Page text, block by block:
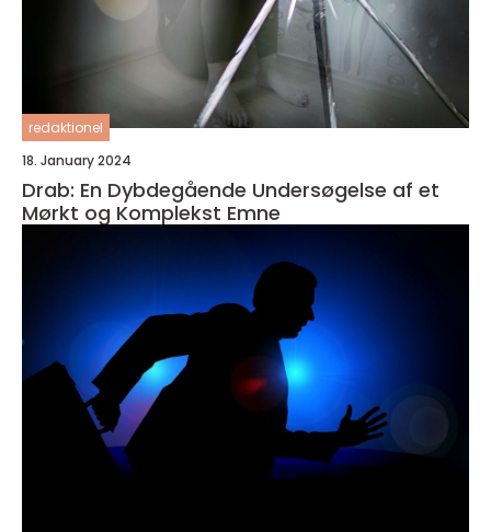
redaktionel
18. January 2024
Drab: En Dybdegående Undersøgelse af et
Mørkt og Komplekst Emne